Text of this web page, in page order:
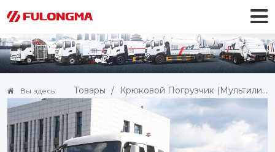
Вы здесь: Товары / Крюковой Погрузчик (мультилифт)